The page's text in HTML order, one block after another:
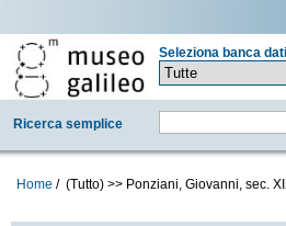
Seleziona banca dati
Ricerca semplice
Home / (Tutto) >> Ponziani, Giovanni, sec.